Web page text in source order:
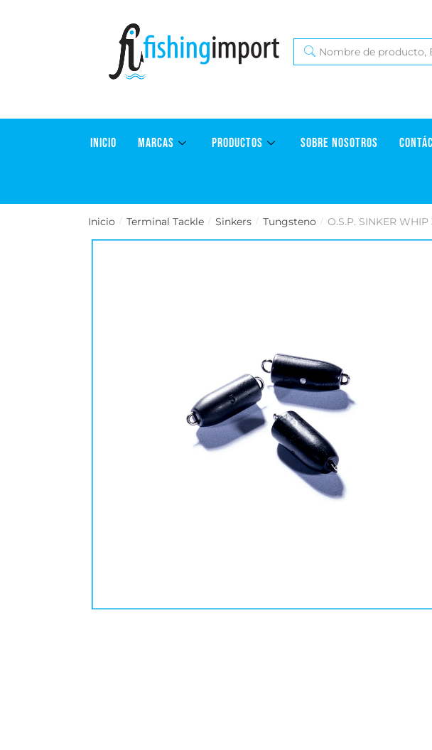
INICIO MARCAS PRODUCTOS SOBRE NOSOTROS
Inicio / Terminal Tackle / Sinkers / Tungsteno / O.S.P. SINKER WHIP